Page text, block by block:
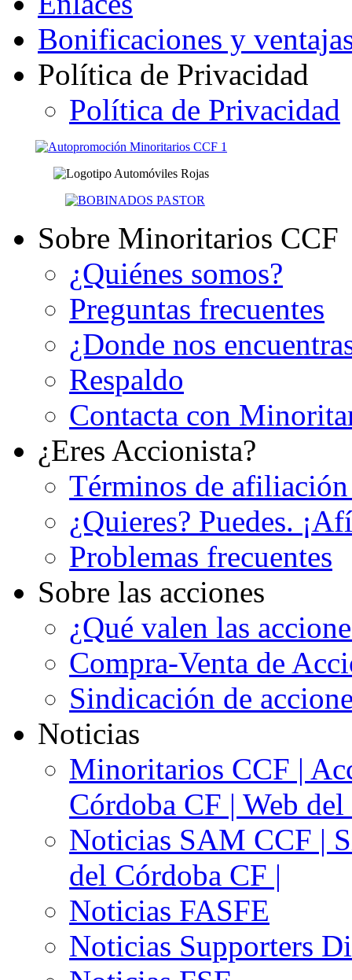
Bonificaciones y
Política de Privacidad
Política de Privacidad
Sobre Minoritarios CCF
¿Quiénes somos?
Preguntas frecuentes
¿Donde nos
Respaldo
Contacta con
¿Eres Accionista?
Términos de
¿Quieres? Puedes.
Problemas frecuentes
Sobre las acciones
¿Qué valen las
Compra-Venta de
Sindicación de
Noticias
Minoritarios CCF |
Córdoba CF | Web
Noticias SAM CCF |
del Córdoba CF |
Noticias FASFE
Noticias Supporters